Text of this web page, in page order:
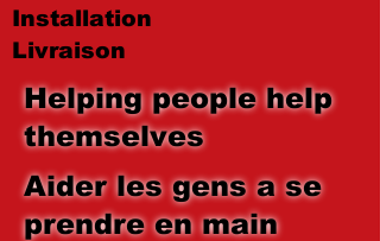
Installation
Livraison
Helping people help
themselves
Aider les gens a se
prendre en main